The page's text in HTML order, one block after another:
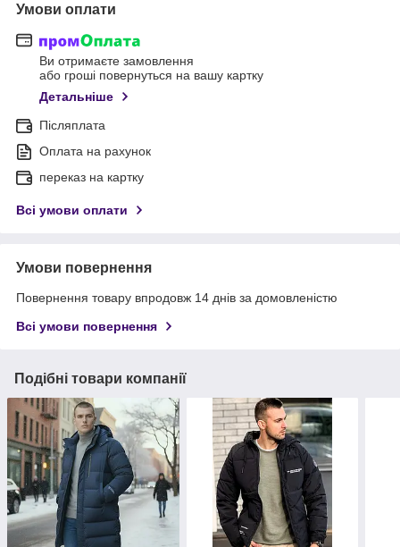
Умови оплати
Ви отримаєте замовлення
або гроші повернуться на вашу картку
Детальніше
Післяплата
Оплата на рахунок
переказ на картку
Всі умови оплати
Умови повернення
Повернення товару впродовж 14 днів за домовленістю
Всі умови повернення
Подібні товари компанії